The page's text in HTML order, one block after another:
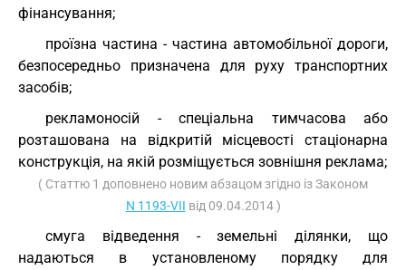
фінансування;
проїзна частина - частина автомобільної дороги,
безпосередньо призначена для руху транспортних
засобів;
рекламоносій - спеціальна тимчасова або
розташована на відкритій місцевості стаціонарна
конструкція, на якій розміщується зовнішня реклама;
( Статтю 1 доповнено новим абзацом згідно із Законом
N 1193-VII від 09.04.2014 )
смуга відведення - земельні ділянки, що
надаються в установленому порядку для